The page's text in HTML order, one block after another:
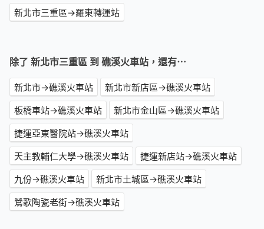
新北市三重區→羅東轉運站
除了 新北市三重區 到 礁溪火車站，還有⋯
新北市→礁溪火車站
新北市新店區→礁溪火車站
板橋車站→礁溪火車站
新北市金山區→礁溪火車站
捷運亞東醫院站→礁溪火車站
天主教輔仁大學→礁溪火車站
捷運新店站→礁溪火車站
九份→礁溪火車站
新北市土城區→礁溪火車站
鶯歌陶瓷老街→礁溪火車站